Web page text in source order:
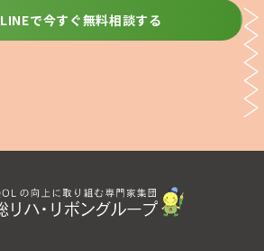
LINEで今すぐ無料相談する